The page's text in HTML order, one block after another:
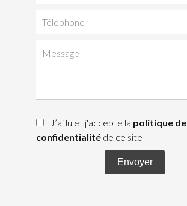
J’ai lu et j'accepte la politique de
confidentialité de ce site
Envoyer